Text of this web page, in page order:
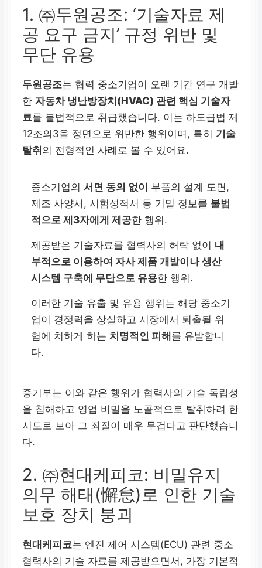
1. ㈜두원공조: ‘기술자료 제
공 요구 금지’ 규정 위반 및
무단 유용
두원공조는 협력 중소기업이 오랜 기간 연구 개발
한 자동차 냉난방장치(HVAC) 관련 핵심 기술자
료를 불법적으로 취급했습니다. 이는 하도급법 제
12조의3을 정면으로 위반한 행위이며, 특히 기술
탈취의 전형적인 사례로 볼 수 있어요.
중소기업의서면 동의 없이
부품의 설계 도면,
제조 사양서, 시험성적서 등 기밀 정보를 불법
적으로 제3자에게 제공한 행위.
제공받은 기술자료를 협력사의 허락 없이 내
부적으로 이용하여 자사 제품 개발이나 생산
시스템 구축에 무단으로 유용한 행위.
이러한 기술 유출 및 유용 행위는 해당 중소기
업이 경쟁력을 상실하고 시장에서 퇴출될 위
험에 처하게 하는 치명적인 피해 를 유발합니
다.
중기부는 이와 같은 행위가 협력사의 기술 독립성
을 침해하고 영업 비밀을 노골적으로 탈취하려 한
시도로 보아 그 죄질이 매우 무겁다고 판단했습니
다.
2. ㈜현대케피코: 비밀유지
의무 해태(懈怠)로 인한 기술
보호 장치 붕괴
현대케피코는 엔진 제어 시스템(ECU) 관련 중소
협력사의 기술 자료를 제공받으면서, 가장 기본적